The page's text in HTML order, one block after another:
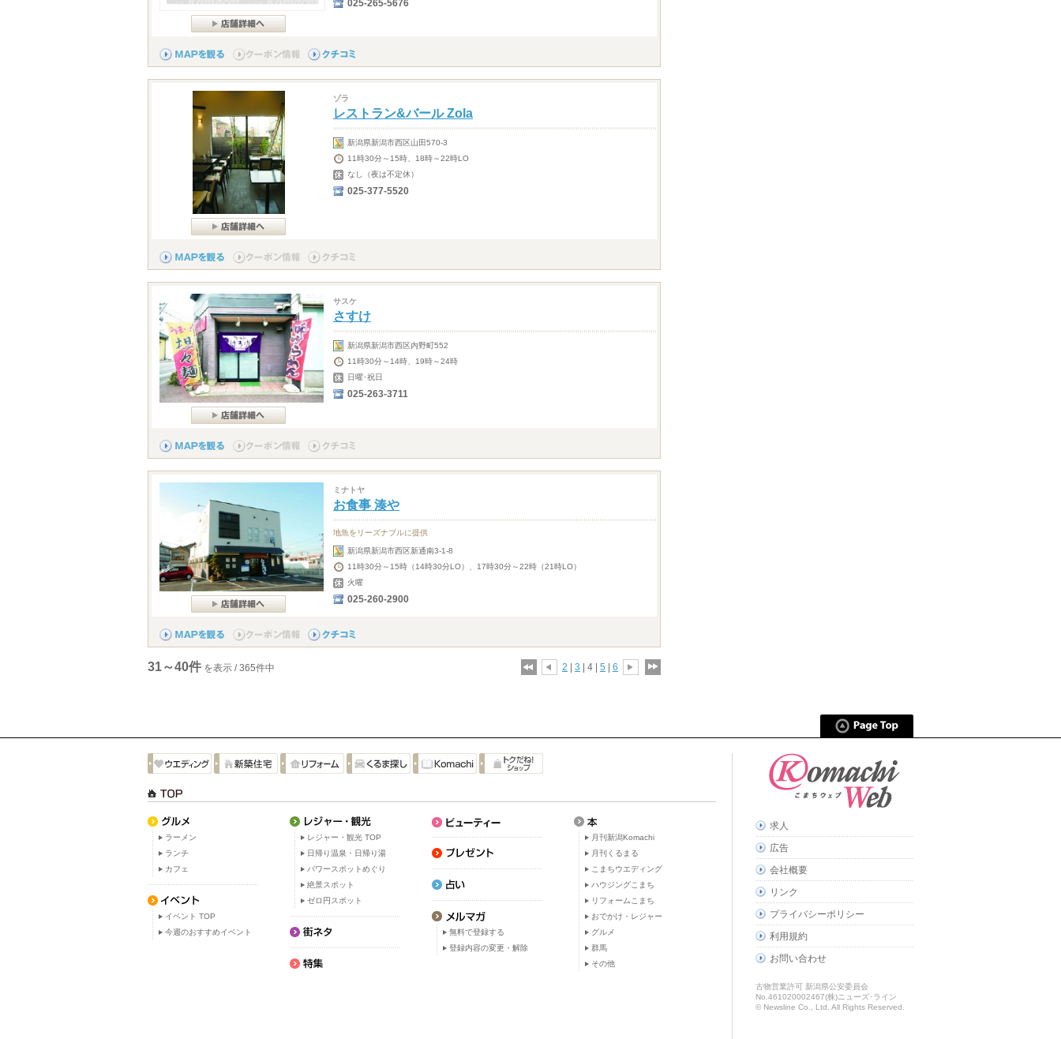
025-265-5676
ゾラ
レストラン&バール Zola
新潟県新潟市西区山田570-3
11時30分～15時、18時～22時LO
なし（夜は不定休）
025-377-5520
サスケ
さすけ
新潟県新潟市西区内野町552
11時30分～14時、19時～24時
日曜･祝日
025-263-3711
ミナトヤ
お食事 湊や
地魚をリーズナブルに提供
新潟県新潟市西区新通南3-1-8
11時30分～15時（14時30分LO）、17時30分～22時（21時LO）
火曜
025-260-2900
31～40件 を表示 / 365件中 2 | 3 | 4 | 5 | 6
ラーメン
ランチ
カフェ
イベント TOP
今週のおすすめイベント
レジャー・観光 TOP
日帰り温泉・日帰り湯
パワースポットめぐり
絶景スポット
ゼロ円スポット
無料で登録する
登録内容の変更・解除
月刊新潟Komachi
月刊くるまる
こまちウエディング
ハウジングこまち
リフォームこまち
おでかけ・レジャー
グルメ
群馬
その他
求人
広告
会社概要
リンク
プライバシーポリシー
利用規約
お問い合わせ
古物営業許可 新潟県公安委員会
No.461020002467(株)ニューズ･ライン
© Newsline Co., Ltd. All Rights Reserved.